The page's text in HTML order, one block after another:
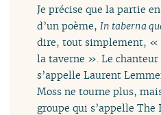
Je précise que la partie
d’un poème,In taberna
dire, tout simplement, «
la taverne ». Le chanteur
s’appelle Laurent
Moss ne tourne plus,
groupe qui s’appelle